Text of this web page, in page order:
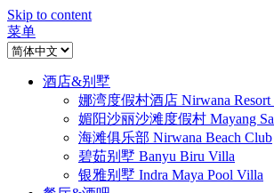
Skip to content
菜单
酒店&别墅
娜湾度假村酒店 Nirwana Resort
媚阳沙丽沙滩度假村 Mayang
海滩俱乐部 Nirwana Beach Club
碧茹别墅 Banyu Biru Villa
银雅别墅 Indra Maya Pool Villa